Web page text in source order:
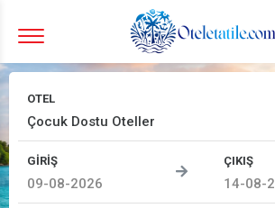
OTEL
GİRİŞ ÇIKIŞ